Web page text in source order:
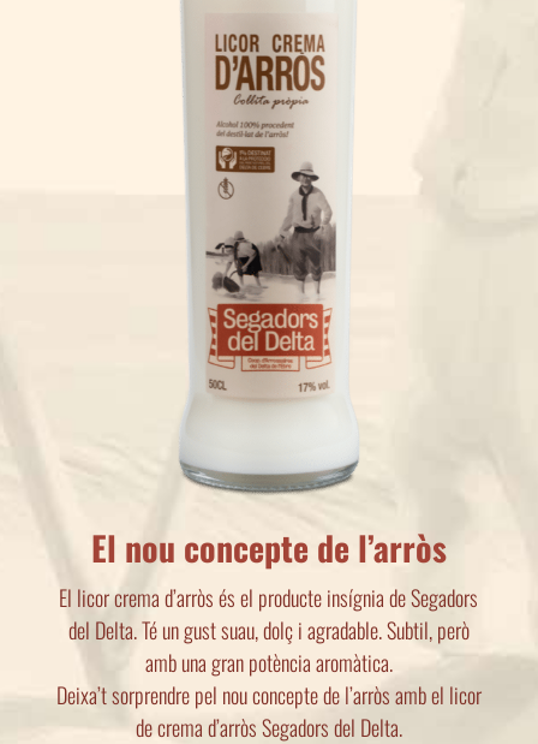
El nou concepte de l’arròs
El licor crema d’arròs és el producte insígnia de Segadors
del Delta. Té un gust suau, dolç i agradable. Subtil, però
amb una gran potència aromàtica.
Deixa’t sorprendre pel nou concepte de l’arròs amb el licor
de crema d’arròs Segadors del Delta.